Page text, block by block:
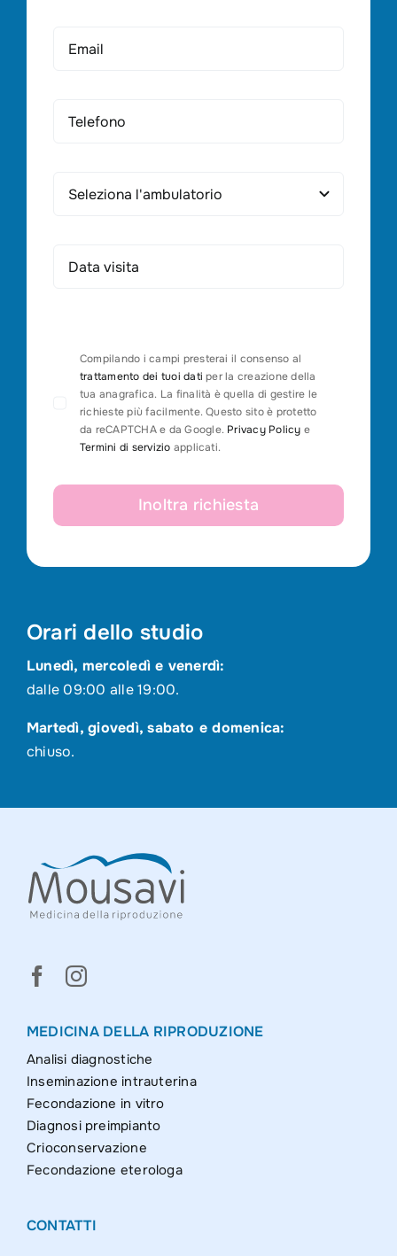
Orari dello studio
Lunedì, mercoledì e venerdì:
dalle 09:00 alle 19:00.
Martedì, giovedì, sabato e domenica:
chiuso.
Compilando i campi presterai il consenso al
trattamento dei tuoi dati per la creazione della
tua anagrafica. La finalità è quella di gestire le
richieste più facilmente. Questo sito è protetto
da reCAPTCHA e da Google. Privacy Policy e
Termini di servizio applicati.
Inoltra richiesta
MEDICINA DELLA RIPRODUZIONE
Analisi diagnostiche
Inseminazione intrauterina
Fecondazione in vitro
Diagnosi preimpianto
Crioconservazione
Fecondazione eterologa
CONTATTI